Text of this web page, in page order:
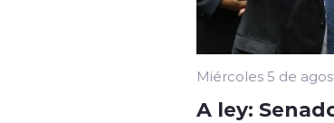
Miércoles 5 de
A ley: